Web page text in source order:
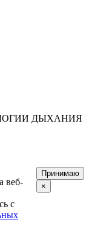
ДЫХАНИЯ
веб-
с
Принимаю
×